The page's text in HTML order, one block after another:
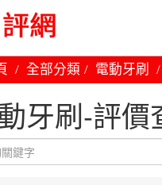
全部分類 電動牙刷
牙刷-評價